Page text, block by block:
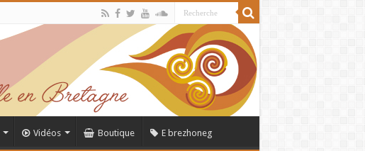
Vidéos Boutique E brezhoneg